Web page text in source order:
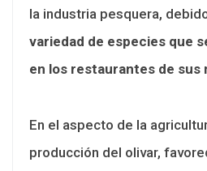
la industria pesquera,
variedad de especies que
en los restaurantes de sus
En el aspecto de la
producción del olivar,